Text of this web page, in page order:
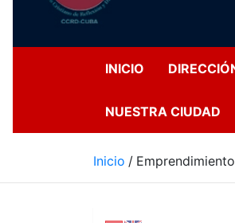
INICIO
NUESTRA CIUDAD
Inicio Emprendimiento